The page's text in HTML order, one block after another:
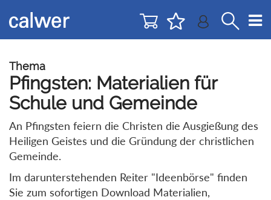
zur
Navigation
zum
Inhalt
Thema
Pfingsten: Materialien für
Schule und Gemeinde
An Pfingsten feiern die Christen die Ausgießung des
Heiligen Geistes und die Gründung der christlichen
Gemeinde.
Im darunterstehenden Reiter "Ideenbörse" finden
Sie zum sofortigen Download Materialien,